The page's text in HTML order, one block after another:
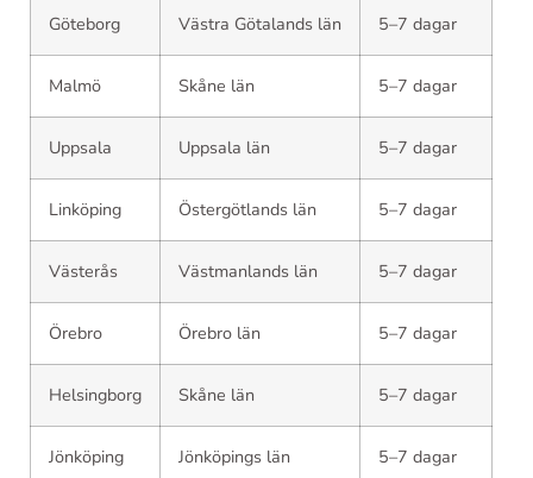
Göteborg Västra Götalands län 5–7 dagar
Malmö Skåne län 5–7 dagar
Uppsala Uppsala län 5–7 dagar
Linköping Östergötlands län 5–7 dagar
Västerås Västmanlands län 5–7 dagar
Örebro Örebro län 5–7 dagar
Helsingborg Skåne län 5–7 dagar
Jönköping Jönköpings län 5–7 dagar